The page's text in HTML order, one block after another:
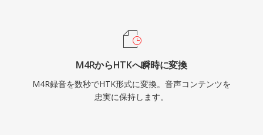
M4RからHTKへ瞬時に変換
M4R録音を数秒でHTK形式に変換。音声コンテンツを
忠実に保持します。